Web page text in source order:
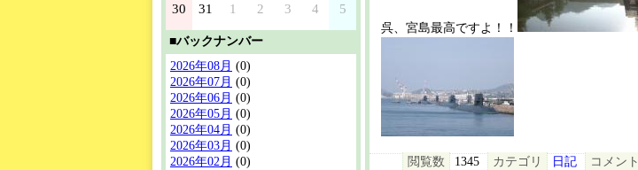
30 31 1 2 3 4 5
■バックナンバー
2026年08月 (0)
2026年07月 (0)
2026年06月 (0)
2026年05月 (0)
2026年04月 (0)
2026年03月 (0)
2026年02月 (0)
呉、宮島最高ですよ！！
閲覧数 1345 カテゴリ 日記 コメント